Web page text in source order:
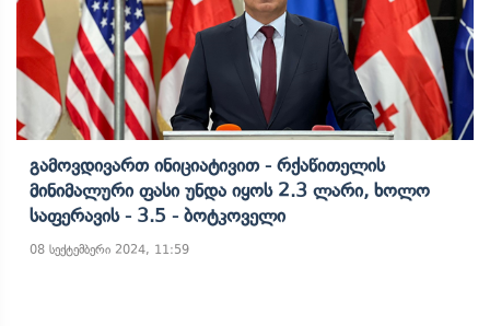
Გამოვდივართ Ინიციატივით - Რქაწითელის
Მინიმალური Ფასი Უნდა Იყოს 2.3 Ლარი, Ხოლო
Საფერავის - 3.5 - Ბოტკოველი
08 სექტემბერი 2024, 11:59